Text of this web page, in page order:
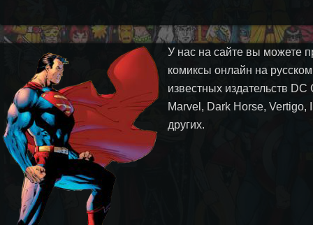
У нас на сайте вы можете
комиксы онлайн на
известных издательств DC
Marvel, Dark Horse, Vertigo,
других.